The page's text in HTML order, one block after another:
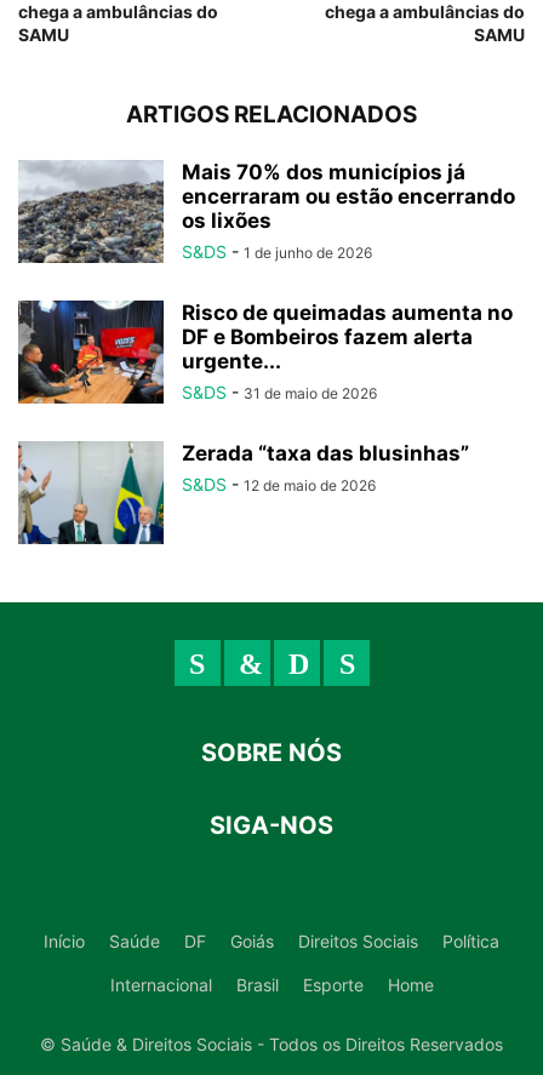
chega a ambulâncias do
SAMU
chega a ambulâncias do
SAMU
ARTIGOS RELACIONADOS
Mais 70% dos municípios já
encerraram ou estão encerrando
os lixões
S&DS - 1 de junho de 2026
Risco de queimadas aumenta no
DF e Bombeiros fazem alerta
urgente...
S&DS - 31 de maio de 2026
Zerada “taxa das blusinhas”
S&DS - 12 de maio de 2026
SOBRE NÓS
SIGA-NOS
Início Saúde DF Goiás Direitos Sociais Política
Internacional Brasil Esporte Home
© Saúde & Direitos Sociais - Todos os Direitos Reservados